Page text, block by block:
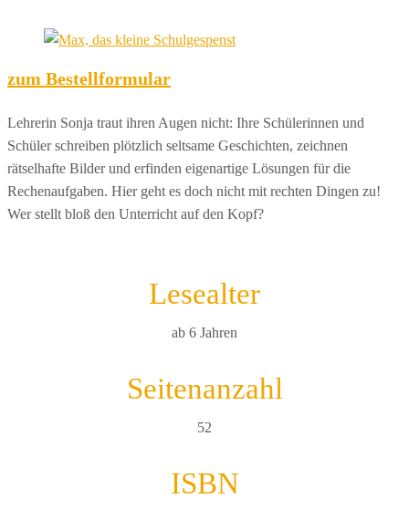
zum Bestellformular
Lehrerin Sonja traut ihren Augen nicht: Ihre Schülerinnen und
Schüler schreiben plötzlich seltsame Geschichten, zeichnen
rätselhafte Bilder und erfinden eigenartige Lösungen für die
Rechenaufgaben. Hier geht es doch nicht mit rechten Dingen zu!
Wer stellt bloß den Unterricht auf den Kopf?
Lesealter
ab 6 Jahren
Seitenanzahl
52
ISBN